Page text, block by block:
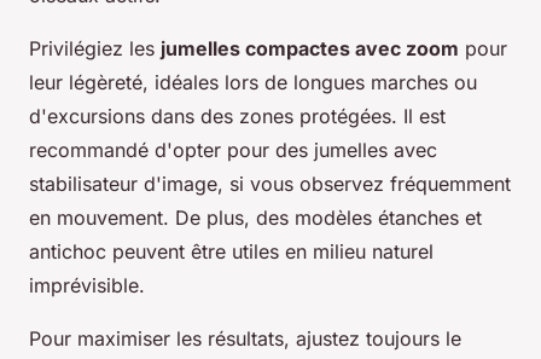
Privilégiez les jumelles compactes avec zoom pour
leur légèreté, idéales lors de longues marches ou
d'excursions dans des zones protégées. Il est
recommandé d'opter pour des jumelles avec
stabilisateur d'image, si vous observez fréquemment
en mouvement. De plus, des modèles étanches et
antichoc peuvent être utiles en milieu naturel
imprévisible.
Pour maximiser les résultats, ajustez toujours le